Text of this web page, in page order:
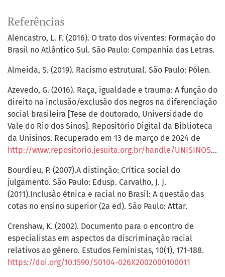
Referências
Alencastro, L. F. (2016). O trato dos viventes: Formação do
Brasil no Atlântico Sul. São Paulo: Companhia das Letras.
Almeida, S. (2019). Racismo estrutural. São Paulo: Pólen.
Azevedo, G. (2016). Raça, igualdade e trauma: A função do
direito na inclusão/exclusão dos negros na diferenciação
social brasileira [Tese de doutorado, Universidade do
Vale do Rio dos Sinos]. Repositório Digital da Biblioteca
da Unisinos. Recuperado em 13 de março de 2024 de
http://www.repositorio.jesuita.org.br/handle/UNISINOS/7114
Bourdieu, P. (2007).A distinção: Crítica social do
julgamento. São Paulo: Edusp. Carvalho, J. J.
(2011).Inclusão étnica e racial no Brasil: A questão das
cotas no ensino superior (2a ed). São Paulo: Attar.
Crenshaw, K. (2002). Documento para o encontro de
especialistas em aspectos da discriminação racial
relativos ao gênero. Estudos Feministas, 10(1), 171-188.
https://doi.org/10.1590/S0104-026X2002000100011